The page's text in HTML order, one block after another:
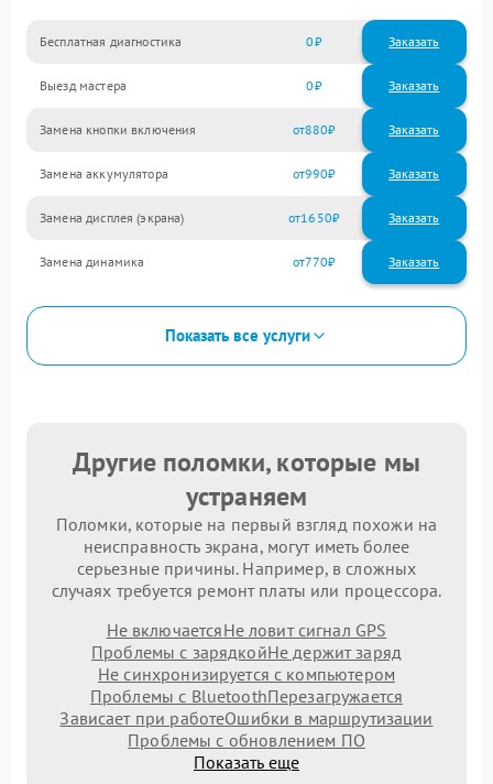
Бесплатная диагностика 0 Заказать
Выезд мастера 0 Заказать
Замена кнопки включения 880
Замена аккумулятора 990
Замена дисплея (экрана) 1650
Замена динамика 770
Показать все услуги
Другие поломки, которые мы
устраняем
Поломки, которые на первый взгляд похожи на
неисправность экрана, могут иметь более
серьезные причины. Например, в сложных
случаях требуется ремонт платы или процессора.
Не включаетсяНе ловит сигнал GPS
Проблемы с зарядкойНе держит заряд
Не синхронизируется с компьютером
Проблемы с BluetoothПерезагружается
Зависает при работеОшибки в маршрутизации
Проблемы с обновлением ПО
Показать еще